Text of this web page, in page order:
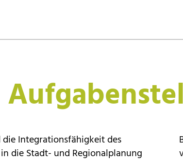
die Integrationsfähigkeit des
die Stadt- und Regionalplanung